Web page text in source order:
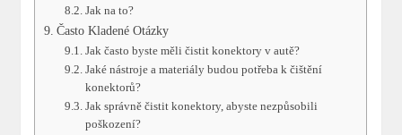
Jak na to?
Často Kladené Otázky
Jak často byste měli čistit konektory v autě?
Jaké nástroje a materiály budou potřeba k čištění
konektorů?
Jak správně čistit konektory, abyste nezpůsobili
poškození?